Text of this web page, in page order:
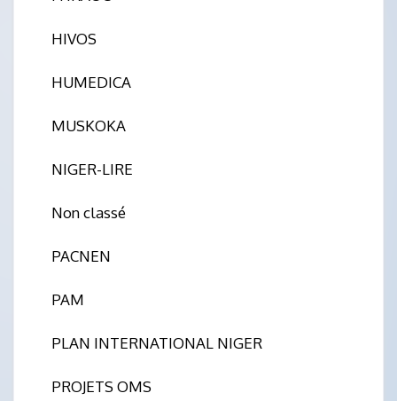
HIVOS
HUMEDICA
MUSKOKA
NIGER-LIRE
Non classé
PACNEN
PAM
PLAN INTERNATIONAL NIGER
PROJETS OMS